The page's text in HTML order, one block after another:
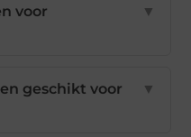
voor
▼
geschikt voor
▼